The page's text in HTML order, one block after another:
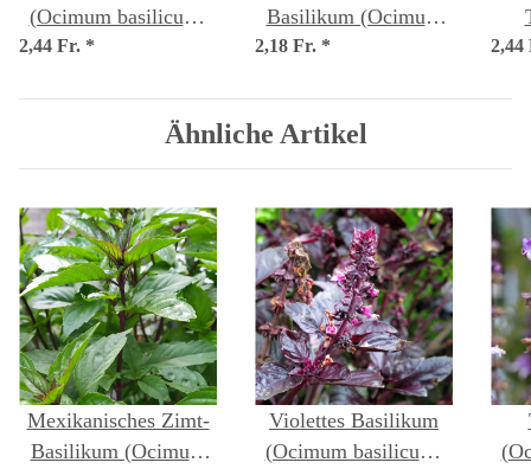
(Ocimum basilicum)
Bio Saatgut
2,44 Fr. *
Basilikum (Ocimum
basilicum) Bio Saatgut
2,18 Fr. *
Ähnliche Artikel
Mexikanisches Zimt-
Basilikum (Ocimum
Violettes Basilikum
(Ocimum basilicum)